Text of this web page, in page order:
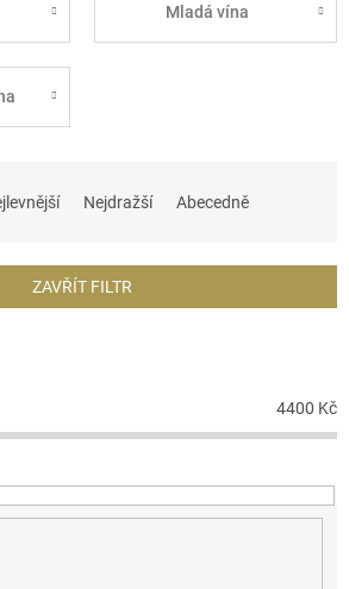
Mladá vína
Nejdražší Abecedně
ZAVŘÍT FILTR
4400 Kč